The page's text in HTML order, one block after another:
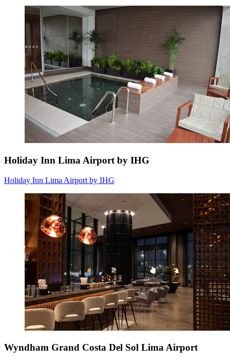
Holiday Inn Lima Airport by IHG
Holiday Inn Lima Airport by IHG
Wyndham Grand Costa Del Sol Lima Airport